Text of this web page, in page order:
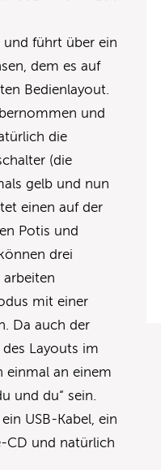
führt über ein
dem es auf
Bedienlayout.
und
die
(die
gelb und nun
einen auf der
Potis und
drei
arbeiten
mit einer
Da auch der
Layouts im
einmal an einem
und du“ sein.
USB-Kabel, ein
CD und natürlich